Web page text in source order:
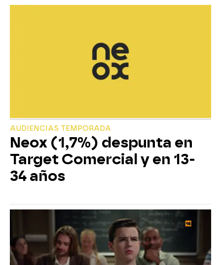
AUDIENCIAS TEMPORADA
Neox (1,7%) despunta en
Target Comercial y en 13-
34 años